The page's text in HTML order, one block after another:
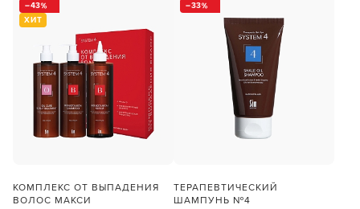
43
ХИТ
КОМПЛЕКС ОТ ВЫПАДЕНИЯ
ВОЛОС МАКСИ
33
ТЕРАПЕВТИЧЕСКИЙ
ШАМПУНЬ №4